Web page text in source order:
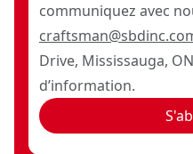
communiquez avec
Drive, Mississauga,
d’information.